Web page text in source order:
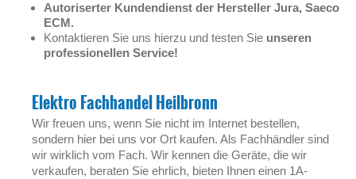
Autoriserter Kundendienst der Hersteller Jura, Saeco
ECM.
Kontaktieren Sie uns hierzu und testen Sie unseren
professionellen Service!
Elektro Fachhandel Heilbronn
Wir freuen uns, wenn Sie nicht im Internet bestellen,
sondern hier bei uns vor Ort kaufen. Als Fachhändler sind
wir wirklich vom Fach. Wir kennen die Geräte, die wir
verkaufen, beraten Sie ehrlich, bieten Ihnen einen 1A-